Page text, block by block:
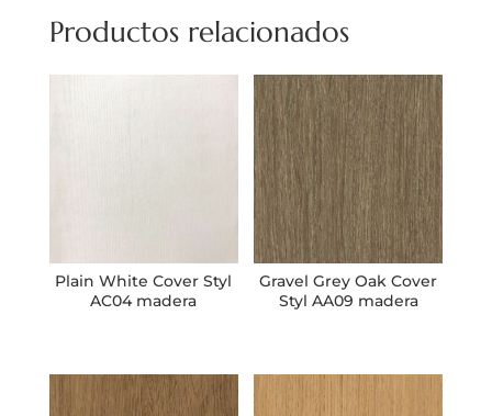
Productos relacionados
Plain White Cover Styl
AC04 madera
Gravel Grey Oak Cover
Styl AA09 madera